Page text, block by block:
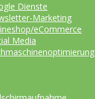
Dienste
Marketing
eCommerce
Media